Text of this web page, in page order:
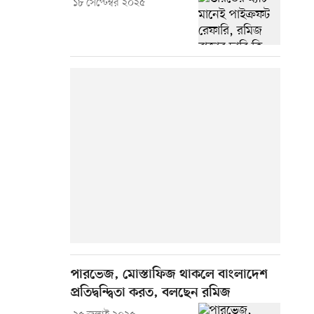
১৮ সেপ্টেম্বর ২০২৫
পারভেজ, মোস্তাফিজ থাকলে বাংলাদেশ
প্রতিদ্বন্দ্বিতা করত, বলছেন রমিজ